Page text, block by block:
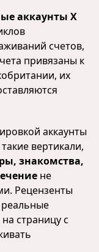
аккаунты X
счетов,
привязаны к
их
аккаунты
вертикали,
знакомства,
не
Рецензенты
реальные
страницу с